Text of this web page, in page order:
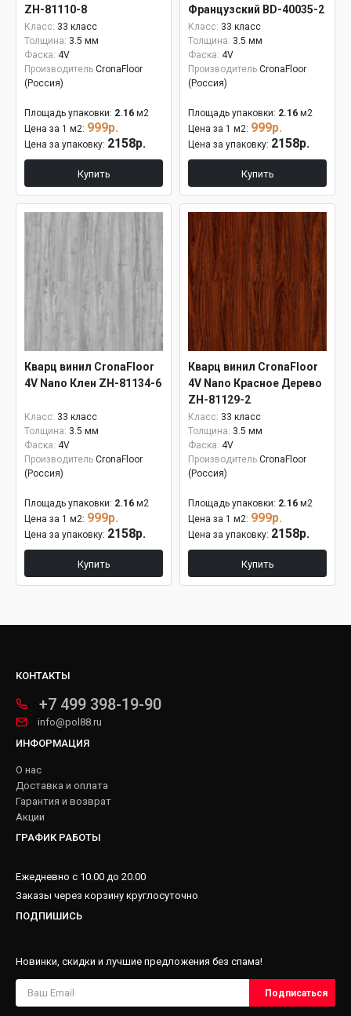
ZH-81110-8
Класс: 33 класс
Толщина: 3.5 мм
Фаска: 4V
Производитель CronaFloor
(Россия)
Площадь упаковки: 2.16 м2
Цена за 1 м2: 999р.
Цена за упаковку: 2158р.
Купить
Французский BD-40035-2
Класс: 33 класс
Толщина: 3.5 мм
Фаска: 4V
Производитель CronaFloor
(Россия)
Площадь упаковки: 2.16 м2
Цена за 1 м2: 999р.
Цена за упаковку: 2158р.
Купить
Кварц винил CronaFloor
4V Nano Клен ZH-81134-6
Класс: 33 класс
Толщина: 3.5 мм
Фаска: 4V
Производитель CronaFloor
(Россия)
Площадь упаковки: 2.16 м2
Цена за 1 м2: 999р.
Цена за упаковку: 2158р.
Купить
Кварц винил CronaFloor
4V Nano Красное Дерево
ZH-81129-2
Класс: 33 класс
Толщина: 3.5 мм
Фаска: 4V
Производитель CronaFloor
(Россия)
Площадь упаковки: 2.16 м2
Цена за 1 м2: 999р.
Цена за упаковку: 2158р.
Купить
КОНТАКТЫ
+7 499 398-19-90
info@pol88.ru
ИНФОРМАЦИЯ
О нас
Доставка и оплата
Гарантия и возврат
Акции
ГРАФИК РАБОТЫ
Ежедневно с 10.00 до 20.00
Заказы через корзину круглосуточно
ПОДПИШИСЬ
Новинки, скидки и лучшие предложения без спама!